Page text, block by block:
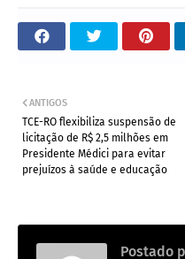
ANTIGOS
TCE-RO flexibiliza suspensão de
licitação de R$ 2,5 milhões em
Presidente Médici para evitar
prejuízos à saúde e educação
Postado